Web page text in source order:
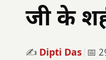
जी के
✍️ Dipti Das 📅